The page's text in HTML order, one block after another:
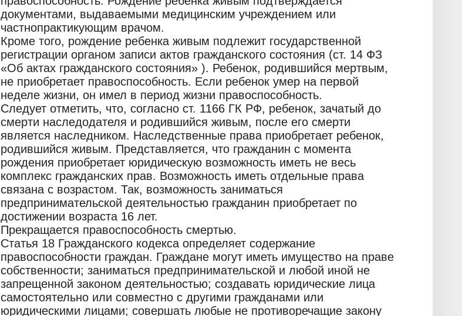
документами, выдаваемыми медицинским учреждением или
частнопрактикующим врачом.
Кроме того, рождение ребенка живым подлежит государственной
регистрации органом записи актов гражданского состояния (ст. 14 ФЗ
«Об актах гражданского состояния» ). Ребенок, родившийся мертвым,
не приобретает правоспособность. Если ребенок умер на первой
неделе жизни, он имел в период жизни правоспособность.
Следует отметить, что, согласно ст. 1166 ГК РФ, ребенок, зачатый до
смерти наследодателя и родившийся живым, после его смерти
является наследником. Наследственные права приобретает ребенок,
родившийся живым. Представляется, что гражданин с момента
рождения приобретает юридическую возможность иметь не весь
комплекс гражданских прав. Возможность иметь отдельные права
связана с возрастом. Так, возможность заниматься
предпринимательской деятельностью гражданин приобретает по
достижении возраста 16 лет.
Прекращается правоспособность смертью.
Статья 18 Гражданского кодекса определяет содержание
правоспособности граждан. Граждане могут иметь имущество на праве
собственности; заниматься предпринимательской и любой иной не
запрещенной законом деятельностью; создавать юридические лица
самостоятельно или совместно с другими гражданами или
юридическими лицами; совершать любые не противоречащие закону